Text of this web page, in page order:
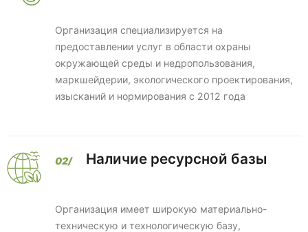
Организация специализируется на
предоставлении услуг в области охраны
окружающей среды и недропользования,
маркшейдерии, экологического проектирования,
изысканий и нормирования с 2012 года
Наличие ресурсной базы
Организация имеет широкую материально-
техническую и технологическую базу,